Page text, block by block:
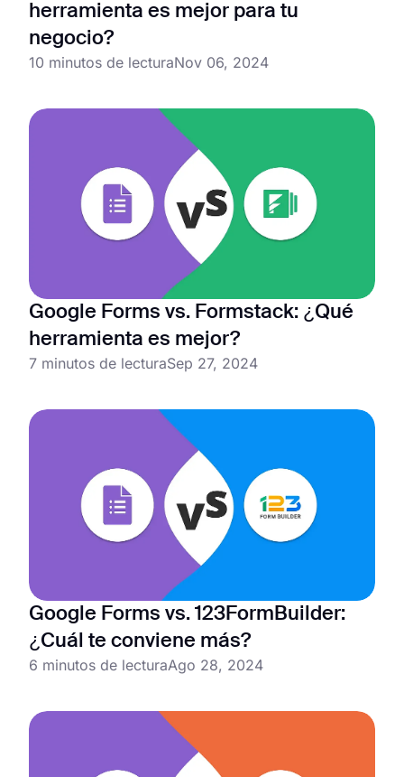
herramienta es mejor para tu
negocio?
10 minutos de lecturaNov 06, 2024
Google Forms vs. Formstack: ¿Qué
herramienta es mejor?
7 minutos de lecturaSep 27, 2024
Google Forms vs. 123FormBuilder:
¿Cuál te conviene más?
6 minutos de lecturaAgo 28, 2024